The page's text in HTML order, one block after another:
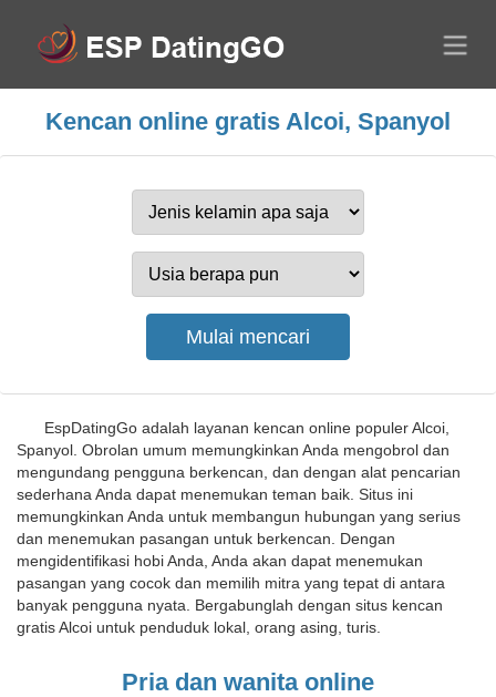
Kencan online gratis Alcoi, Spanyol
EspDatingGo adalah layanan kencan online populer Alcoi,
Spanyol. Obrolan umum memungkinkan Anda mengobrol dan
mengundang pengguna berkencan, dan dengan alat pencarian
sederhana Anda dapat menemukan teman baik. Situs ini
memungkinkan Anda untuk membangun hubungan yang serius
dan menemukan pasangan untuk berkencan. Dengan
mengidentifikasi hobi Anda, Anda akan dapat menemukan
pasangan yang cocok dan memilih mitra yang tepat di antara
banyak pengguna nyata. Bergabunglah dengan situs kencan
gratis Alcoi untuk penduduk lokal, orang asing, turis.
Pria dan wanita online